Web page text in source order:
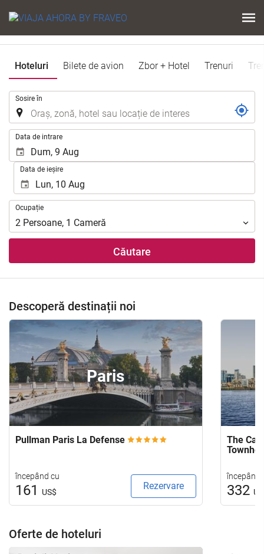
Hoteluri Bilete de avion Zbor + Hotel Trenuri
Sosire în
Data de intrare
Data de ieșire
Ocupație
Ocupație
2 Persoane, 1 Cameră
Căutare
Descoperă destinații noi
Paris
Pullman Paris La Defense
începând cu
161 US$
Rezervare
The
începând
332
Oferte de hoteluri